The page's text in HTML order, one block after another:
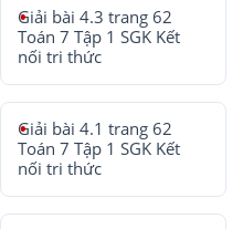
Giải bài 4.3 trang 62
Toán 7 Tập 1 SGK Kết
nối tri thức
Giải bài 4.1 trang 62
Toán 7 Tập 1 SGK Kết
nối tri thức